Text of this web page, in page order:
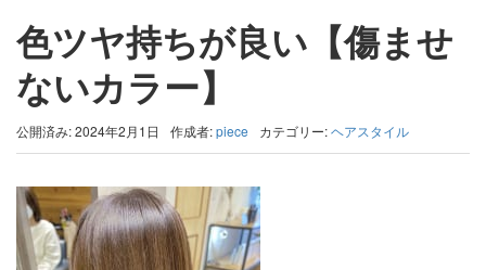
色ツヤ持ちが良い【傷ませ
ないカラー】
公開済み: 2024年2月1日 作成者:piece カテゴリー:ヘアスタイル